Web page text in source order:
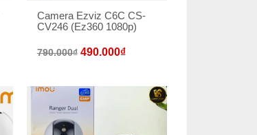
Camera Ezviz C6C CS-
CV246 (Ez360 1080p)
790.000₫ 490.000₫